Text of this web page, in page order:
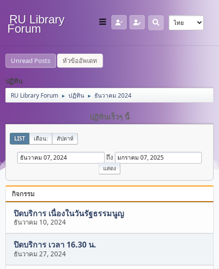
RU Library
Forum
Unread Posts หัวข้ออัพเดท
ปฏิทิน
RU Library Forum ► ปฏิทิน ► ธันวาคม 2024
ปฏิทินเร็วๆ นี้
LIST เดือน: สัปดาห์
ถึง
กิจกรรม
ปิดบริการ เนื่องในวันรัฐธรรมนูญ
ธันวาคม 10, 2024
ปิดบริการ เวลา 16.30 น.
ธันวาคม 27, 2024